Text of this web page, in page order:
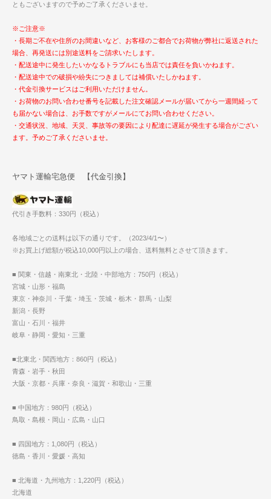
ともございますので予めご了承くださいませ。
※ご注意※
・長期ご不在や住所のお間違いなど、お客様のご都合でお荷物が弊社に返送された
場合、再発送には別途送料をご請求いたします。
・配送途中に発生したいかなるトラブルにも当店では責任を負いかねます。
・配送途中での破損や紛失につきましては補償いたしかねます。
・代金引換サービスはご利用いただけません。
・お荷物のお問い合わせ番号を記載した注文確認メールが届いてから一週間経って
も届かない場合は、お手数ですがメールにてお問い合わせください。
・交通状況、地域、天災、事故等の要因により配達に遅延が発生する場合がござい
ます。予めご了承くださいませ。
ヤマト運輸宅急便 【代金引換】
代引き手数料：330円（税込）
各地域ごとの送料は以下の通りです。（2023/4/1〜）
※お買上げ総額が税込10,000円以上の場合、送料無料とさせて頂きます。
■ 関東・信越・南東北・北陸・中部地方：750円（税込）
宮城・山形・福島
東京・神奈川・千葉・埼玉・茨城・栃木・群馬・山梨
新潟・長野
富山・石川・福井
岐阜・静岡・愛知・三重
■北東北・関西地方：860円（税込）
青森・岩手・秋田
大阪・京都・兵庫・奈良・滋賀・和歌山・三重
■ 中国地方：980円（税込）
鳥取・島根・岡山・広島・山口
■ 四国地方：1,080円（税込）
徳島・香川・愛媛・高知
■ 北海道・九州地方：1,220円（税込）
北海道